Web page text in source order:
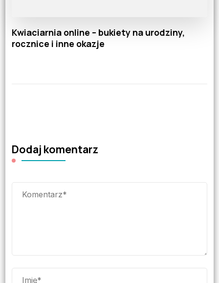
Kwiaciarnia online – bukiety na urodziny,
rocznice i inne okazje
Dodaj komentarz